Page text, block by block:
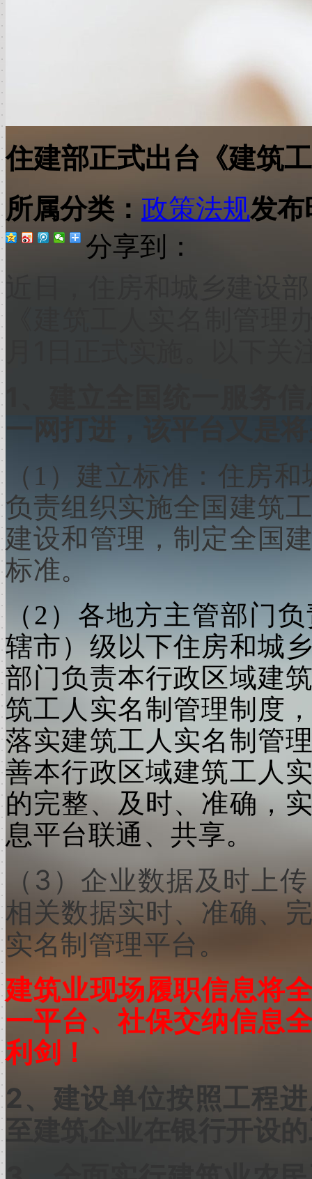
住建部正式出台《建筑
所属分类： 政策法规发布
分享到：
一网打进，该平台又是
（1）建立标准：住房
负责组织实施全国建筑
建设和管理，制定全国
标准。
（2）各地方主管部门
辖市）级以下住房和城
部门负责本行政区域建
筑工人实名制管理制度
落实建筑工人实名制管
善本行政区域建筑工人
的完整、及时、准确，
息平台联通、共享。
（3）企业数据及时上
相关数据实时、准确、
实名制管理平台。
建筑业现场履职信息将
一平台、社保交纳信息
利剑！
2、建设单位按照工程
至建筑企业在银行开设